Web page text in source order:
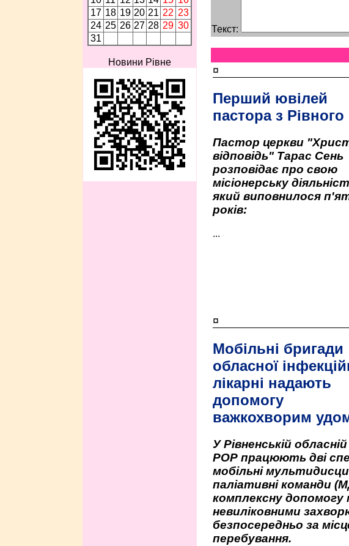
17 18 19 20 21 22 23
24 25 26 27 28 29 30
31
Новини Рівне
Текст:
¤
Перший ювілей
пастора з Рівного
Пастор церкви
відповідь" Тарас Сень
розповідає про свою
місіонерську
який виповнилося
років:
...
¤
Мобільні бригади
обласної
лікарні надають
допомогу
важкохворим
У Рівненській обласній
РОР працюють дві
мобільні
паліативні команди
комплексну допомогу
невиліковними
безпосередньо за
перебування.